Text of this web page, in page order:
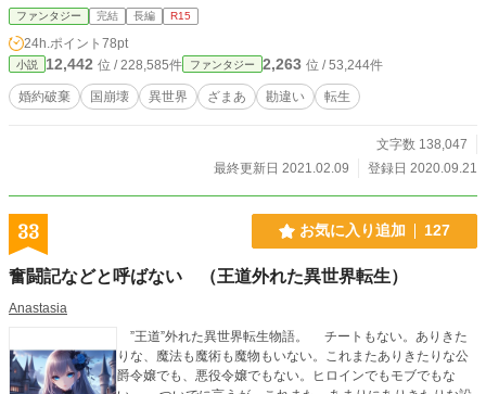
ファンタジー 完結 長編 R15
24h.ポイント 78pt
小説 12,442 位 / 228,585件 ファンタジー 2,263 位 / 53,244件
婚約破棄 国崩壊 異世界 ざまあ 勘違い 転生
文字数 138,047
最終更新日 2021.02.09
登録日 2020.09.21
33 お気に入り追加 127
奮闘記などと呼ばない （王道外れた異世界転生）
Anastasia
”王道”外れた異世界転生物語。 チートもない。ありきた
りな、魔法も魔術も魔物もいない。これまたありきたりな公
爵令嬢でも、悪役令嬢でもない。ヒロインでもモブでもな